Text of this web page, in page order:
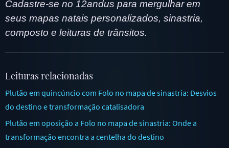
Cadastre-se no 12andus para mergulhar em
seus mapas natais personalizados, sinastria,
composto e leituras de trânsitos.
Leituras relacionadas
Plutão em quincúncio com Folo no mapa de sinastria: Desvios
do destino e transformação catalisadora
Plutão em oposição a Folo no mapa de sinastria: Onde a
transformação encontra a centelha do destino